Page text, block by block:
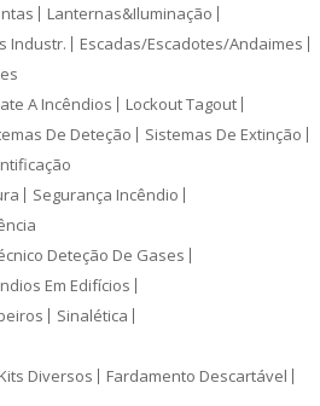
Lanternas&Iluminação
Industr.
Escadas/Escadotes/Andaimes
A Incêndios
Lockout Tagout
De Deteção
Sistemas De Extinção
Segurança Incêndio
Deteção De Gases
Em Edifícios
Sinalética
Kits Diversos
Fardamento Descartável